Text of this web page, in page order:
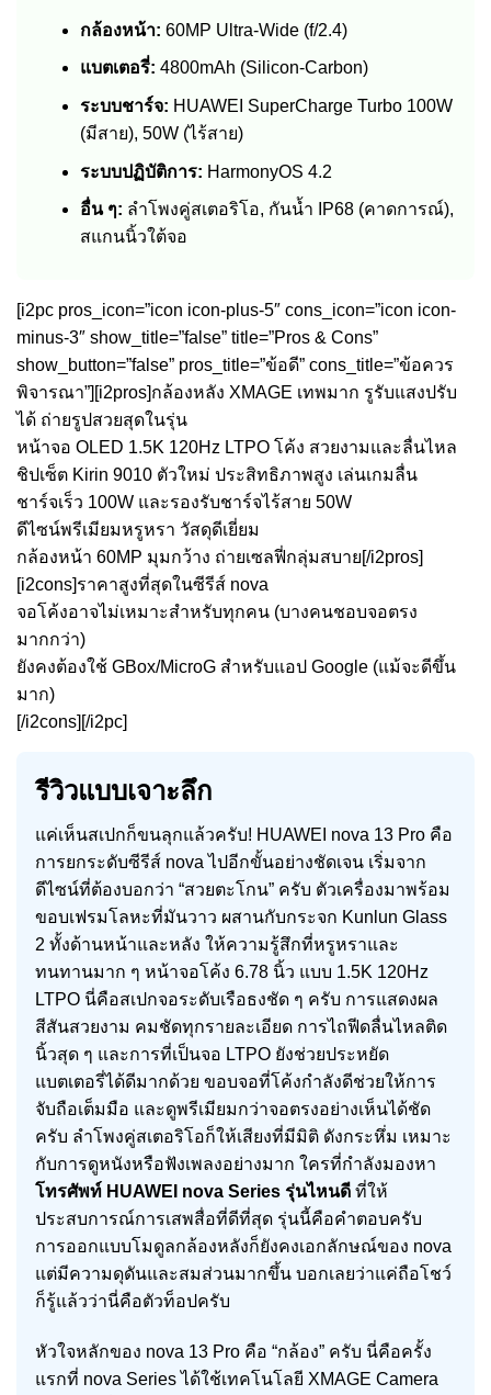
กล้องหน้า: 60MP Ultra-Wide (f/2.4)
แบตเตอรี่: 4800mAh (Silicon-Carbon)
ระบบชาร์จ: HUAWEI SuperCharge Turbo 100W
(มีสาย), 50W (ไร้สาย)
ระบบปฏิบัติการ: HarmonyOS 4.2
อื่น ๆ: ลำโพงคู่สเตอริโอ, กันน้ำ IP68 (คาดการณ์),
สแกนนิ้วใต้จอ
[i2pc pros_icon=”icon icon-plus-5″ cons_icon=”icon icon-
minus-3″ show_title=”false” title=”Pros & Cons”
show_button=”false” pros_title=”ข้อดี” cons_title=”ข้อควร
พิจารณา”][i2pros]กล้องหลัง XMAGE เทพมาก รูรับแสงปรับ
ได้ ถ่ายรูปสวยสุดในรุ่น
หน้าจอ OLED 1.5K 120Hz LTPO โค้ง สวยงามและลื่นไหล
ชิปเซ็ต Kirin 9010 ตัวใหม่ ประสิทธิภาพสูง เล่นเกมลื่น
ชาร์จเร็ว 100W และรองรับชาร์จไร้สาย 50W
ดีไซน์พรีเมียมหรูหรา วัสดุดีเยี่ยม
กล้องหน้า 60MP มุมกว้าง ถ่ายเซลฟี่กลุ่มสบาย[/i2pros]
[i2cons]ราคาสูงที่สุดในซีรีส์ nova
จอโค้งอาจไม่เหมาะสำหรับทุกคน (บางคนชอบจอตรง
มากกว่า)
ยังคงต้องใช้ GBox/MicroG สำหรับแอป Google (แม้จะดีขึ้น
มาก)
[/i2cons][/i2pc]
รีวิวแบบเจาะลึก
แค่เห็นสเปกก็ขนลุกแล้วครับ! HUAWEI nova 13 Pro คือ
การยกระดับซีรีส์ nova ไปอีกขั้นอย่างชัดเจน เริ่มจาก
ดีไซน์ที่ต้องบอกว่า “สวยตะโกน” ครับ ตัวเครื่องมาพร้อม
ขอบเฟรมโลหะที่มันวาว ผสานกับกระจก Kunlun Glass
2 ทั้งด้านหน้าและหลัง ให้ความรู้สึกที่หรูหราและ
ทนทานมาก ๆ หน้าจอโค้ง 6.78 นิ้ว แบบ 1.5K 120Hz
LTPO นี่คือสเปกจอระดับเรือธงชัด ๆ ครับ การแสดงผล
สีสันสวยงาม คมชัดทุกรายละเอียด การไถฟีดลื่นไหลติด
นิ้วสุด ๆ และการที่เป็นจอ LTPO ยังช่วยประหยัด
แบตเตอรี่ได้ดีมากด้วย ขอบจอที่โค้งกำลังดีช่วยให้การ
จับถือเต็มมือ และดูพรีเมียมกว่าจอตรงอย่างเห็นได้ชัด
ครับ ลำโพงคู่สเตอริโอก็ให้เสียงที่มีมิติ ดังกระหึ่ม เหมาะ
กับการดูหนังหรือฟังเพลงอย่างมาก ใครที่กำลังมองหา
โทรศัพท์ HUAWEI nova Series รุ่นไหนดี ที่ให้
ประสบการณ์การเสพสื่อที่ดีที่สุด รุ่นนี้คือคำตอบครับ
การออกแบบโมดูลกล้องหลังก็ยังคงเอกลักษณ์ของ nova
แต่มีความดุดันและสมส่วนมากขึ้น บอกเลยว่าแค่ถือโชว์
ก็รู้แล้วว่านี่คือตัวท็อปครับ
หัวใจหลักของ nova 13 Pro คือ “กล้อง” ครับ นี่คือครั้ง
แรกที่ nova Series ได้ใช้เทคโนโลยี XMAGE Camera